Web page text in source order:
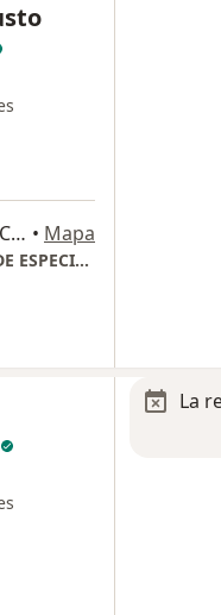
Tarascos 3473, Colonia Monraz Piso 3 Consultorio 330, Guadalajara • Mapa
HOSPITAL ANGELES DEL CARMEN TORRE DE ESPECIALIDADES
La